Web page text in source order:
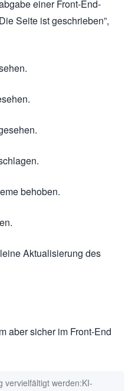
einer Front-End-
Seite ist geschrieben”,
behoben.
Aktualisierung des
aber sicher im Front-End
vervielfältigt werden:KI-